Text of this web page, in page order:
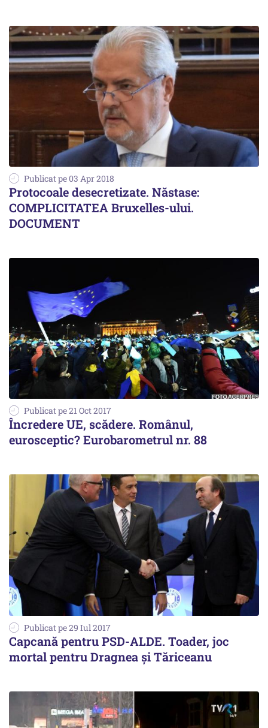
Publicat pe 03 Apr 2018
Protocoale desecretizate. Năstase:
COMPLICITATEA Bruxelles-ului.
DOCUMENT
Publicat pe 21 Oct 2017
Încredere UE, scădere. Românul,
eurosceptic? Eurobarometrul nr. 88
Publicat pe 29 Iul 2017
Capcană pentru PSD-ALDE. Toader, joc
mortal pentru Dragnea și Tăriceanu